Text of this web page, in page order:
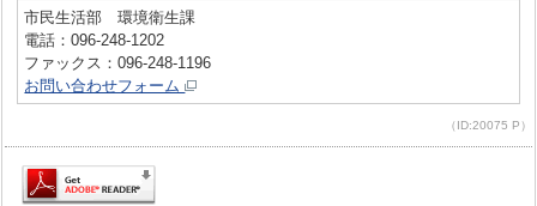
市民生活部 環境衛生課
電話：096-248-1202
ファックス：096-248-1196
お問い合わせフォーム
（ID:20075 P）